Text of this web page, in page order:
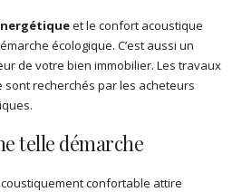
et le confort acoustique
écologique. C’est aussi un
de votre bien immobilier. Les travaux
recherchés par les acheteurs
telle démarche
confortable attire